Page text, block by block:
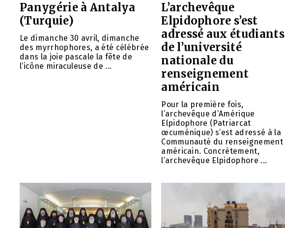
Panygérie à Antalya
(Turquie)
Le dimanche 30 avril, dimanche
des myrrhophores, a été célébrée
dans la joie pascale la fête de
l’icône miraculeuse de ...
L’archevêque
Elpidophore s’est
adressé aux étudiants
de l’université
nationale du
renseignement
américain
Pour la première fois,
l’archevêque d’Amérique
Elpidophore (Patriarcat
œcuménique) s’est adressé à la
Communauté du renseignement
américain. Concrètement,
l’archevêque Elpidophore ...